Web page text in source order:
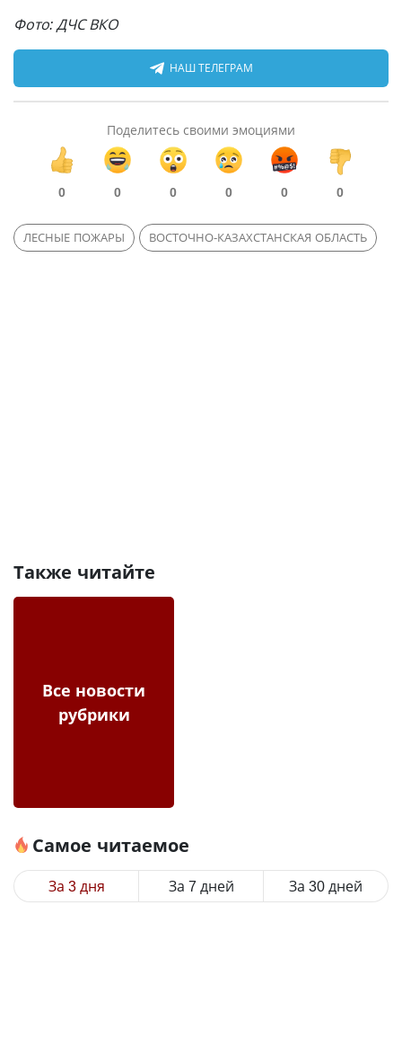
Фото: ДЧС ВКО
НАШ ТЕЛЕГРАМ
Поделитесь своими эмоциями
0 0 0 0 0 0
ЛЕСНЫЕ ПОЖАРЫ ВОСТОЧНО-КАЗАХСТАНСКАЯ ОБЛАСТЬ
Также читайте
Все новости
рубрики
Самое читаемое
За 3 дня За 7 дней За 30 дней